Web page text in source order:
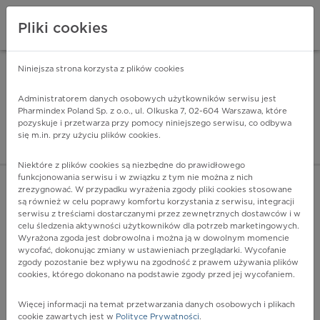
Pharmindex - lider
ZALOGUJ SIĘ
K27.6 - Przewlekły lub nieokreślony z krwotokiem i
perforacją
Więcej na lekiicd10.pl
Pliki cookies
Niniejsza strona korzysta z plików cookies
Administratorem danych osobowych użytkowników serwisu jest
Pharmindex Poland Sp. z o.o., ul. Olkuska 7, 02-604 Warszawa, które
pozyskuje i przetwarza przy pomocy niniejszego serwisu, co odbywa
się m.in. przy użyciu plików cookies.
Niektóre z plików cookies są niezbędne do prawidłowego
funkcjonowania serwisu i w związku z tym nie można z nich
zrezygnować. W przypadku wyrażenia zgody pliki cookies stosowane
są również w celu poprawy komfortu korzystania z serwisu, integracji
serwisu z treściami dostarczanymi przez zewnętrznych dostawców i w
celu śledzenia aktywności użytkowników dla potrzeb marketingowych.
Wyrażona zgoda jest dobrowolna i można ją w dowolnym momencie
wycofać, dokonując zmiany w ustawieniach przeglądarki. Wycofanie
zgody pozostanie bez wpływu na zgodność z prawem używania plików
cookies, którego dokonano na podstawie zgody przed jej wycofaniem.
Więcej informacji na temat przetwarzania danych osobowych i plikach
cookie zawartych jest w Polityce Prywatności.
ZA DARMO - w Google Play INSTALUJ